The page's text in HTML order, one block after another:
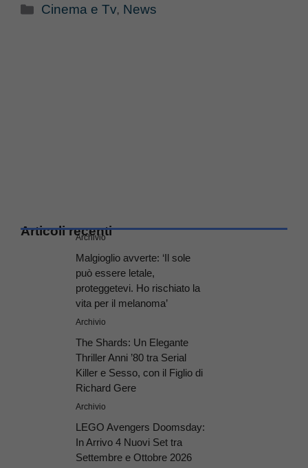
Categorie
Cinema e Tv, News
Articoli recenti
Archivio
Malgioglio avverte: ‘Il sole
può essere letale,
proteggetevi. Ho rischiato la
vita per il melanoma’
Archivio
The Shards: Un Elegante
Thriller Anni ’80 tra Serial
Killer e Sesso, con il Figlio di
Richard Gere
Archivio
LEGO Avengers Doomsday:
In Arrivo 4 Nuovi Set tra
Settembre e Ottobre 2026